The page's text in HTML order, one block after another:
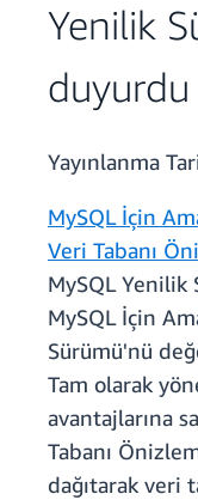
Yenilik
duyurdu
Yayınlanma
MySQL İçin
Veri Tabanı
MySQL Yenilik
MySQL İçin
Sürümü'nü
Tam olarak
avantajlarına
Tabanı
dağıtarak veri